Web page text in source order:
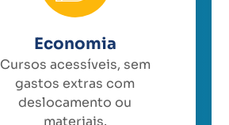
Economia
Cursos acessíveis, sem
gastos extras com
deslocamento ou
materiais.